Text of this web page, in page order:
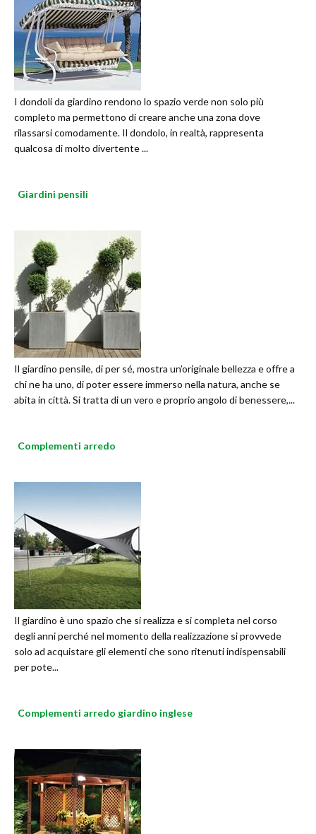
I dondoli da giardino rendono lo spazio verde non solo più
completo ma permettono di creare anche una zona dove
rilassarsi comodamente. Il dondolo, in realtà, rappresenta
qualcosa di molto divertente ...
Giardini pensili
Il giardino pensile, di per sé, mostra un’originale bellezza e offre a
chi ne ha uno, di poter essere immerso nella natura, anche se
abita in città. Si tratta di un vero e proprio angolo di benessere,...
Complementi arredo
Il giardino è uno spazio che si realizza e si completa nel corso
degli anni perché nel momento della realizzazione si provvede
solo ad acquistare gli elementi che sono ritenuti indispensabili
per pote...
Complementi arredo giardino inglese